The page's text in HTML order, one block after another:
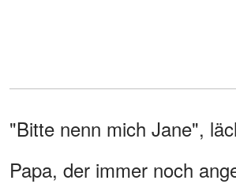
"Bitte nenn mich Jane",
Papa, der immer noch